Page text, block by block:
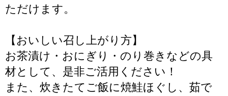
ただけます。
【おいしい召し上がり方】
お茶漬け・おにぎり・のり巻きなどの具
材として、是非ご活用ください！
また、炊きたてご飯に焼鮭ほぐし、茹で